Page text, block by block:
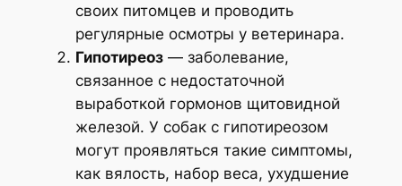
своих питомцев и проводить
регулярные осмотры у ветеринара.
Гипотиреоз— заболевание,
связанное с недостаточной
выработкой гормонов щитовидной
железой. У собак с гипотиреозом
могут проявляться такие симптомы,
как вялость, набор веса, ухудшение